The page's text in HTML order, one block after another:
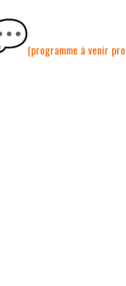
(programme à venir